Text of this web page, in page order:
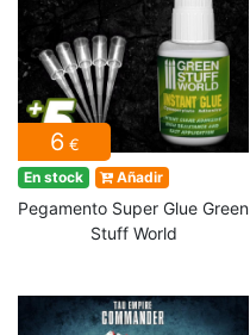
6€
En stock Añadir
Pegamento Super Glue Green
Stuff World